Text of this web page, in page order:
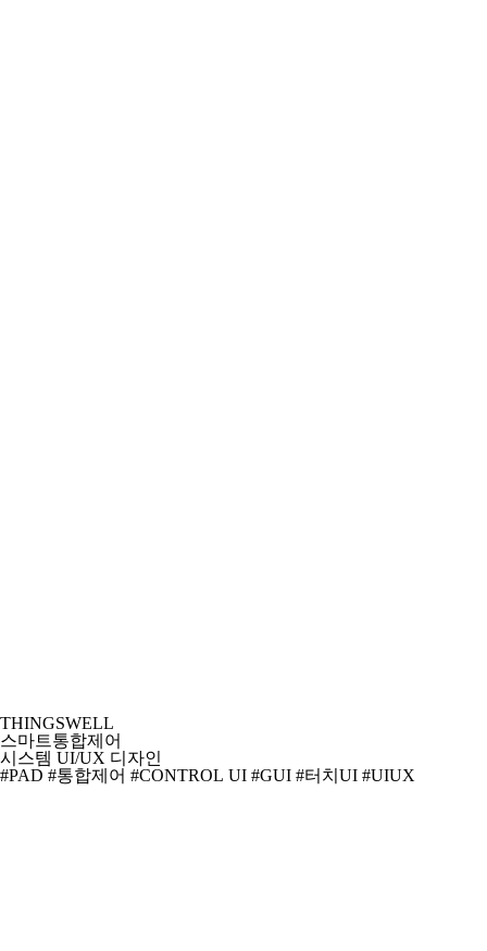
THINGSWELL
스마트통합제어
시스템 UI/UX 디자인
#PAD #통합제어 #CONTROL UI #GUI #터치UI #UIUX